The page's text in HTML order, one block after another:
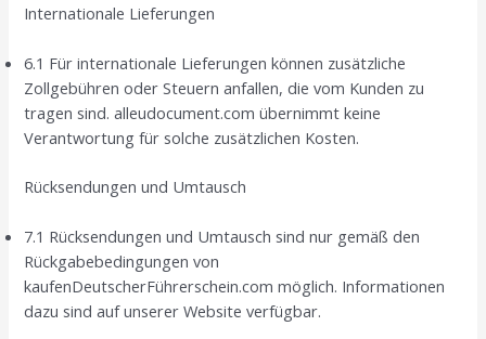
Internationale Lieferungen
6.1 Für internationale Lieferungen können zusätzliche
Zollgebühren oder Steuern anfallen, die vom Kunden zu
tragen sind. alleudocument.com übernimmt keine
Verantwortung für solche zusätzlichen Kosten.
Rücksendungen und Umtausch
7.1 Rücksendungen und Umtausch sind nur gemäß den
Rückgabebedingungen von
kaufenDeutscherFührerschein.com möglich. Informationen
dazu sind auf unserer Website verfügbar.